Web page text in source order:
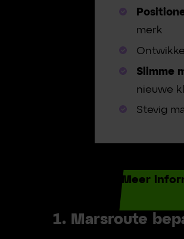
merk
Slimme
nieuwe
Stevig
Meer
1. Marsroute